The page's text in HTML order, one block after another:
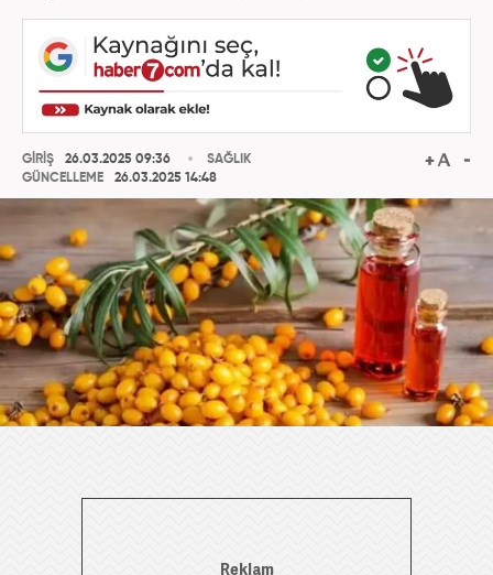
GİRİŞ
26.03.2025 09:36
GÜNCELLEME
26.03.2025 14:48
SAĞLIK